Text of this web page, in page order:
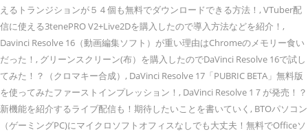
えるトランジションが５４個も無料でダウンロードできる方法！, VTuber配
信に使える3tenePRO V2+Live2Dを購入したので導入方法などを紹介！,
Davinci Resolve 16（動画編集ソフト）が重い理由はChromeのメモリー食い
だった！, グリーンスクリーン(布）を購入したのでDaVinci Resolve 16で試し
てみた！？（クロマキー合成）, DaVinci Resolve 17「PUBRIC BETA」無料版
を使ってみたファーストインプレッション！, DaVinci Resolve 1７が発売！？
新機能を紹介するライブ配信も！期待したいことを書いていく, BTOパソコン
（ゲーミングPC)にマイクロソフトオフィスなしでも大丈夫！無料でOfficeソ